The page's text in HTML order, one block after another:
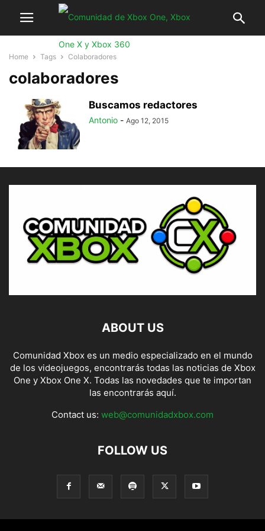
Home Tags Colaboradores
colaboradores
Buscamos redactores
Antonio - Ago 12, 2015
ABOUT US
Comunidad Xbox es un medio especializado en el mundo
de los videojuegos, encontrarás todas las noticias de Xbox
One y Xbox One X. Todas las novedades que te importan
las encontrarás aquí.
Contact us: web@comunidadxbox.com
FOLLOW US